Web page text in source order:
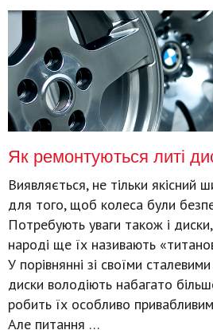
Як ремонтуються литі
Виявляється, не тільки
для того, щоб колеса були
Потребують уваги також і
народі ще їх називають
У порівнянні зі своїми
диски володіють набагато
робить їх особливо
Але питання …